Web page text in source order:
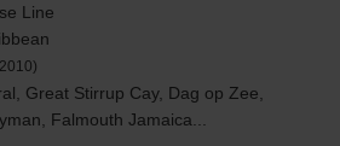
Line
Great Stirrup Cay, Dag op Zee,
Falmouth Jamaica...